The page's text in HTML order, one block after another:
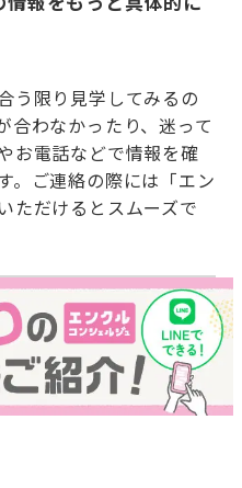
う限り見学してみるの
合わなかったり、迷って
お電話などで情報を確
。ご連絡の際には「エン
ただけるとスムーズで